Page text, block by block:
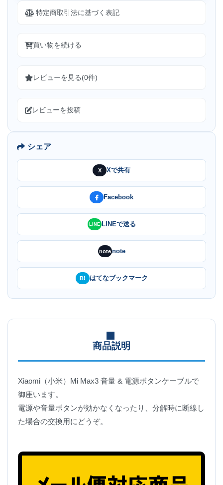
特定商取引法に基づく表記
買い物を続ける
レビューを見る(0件)
レビューを投稿
シェア
X Xで共有
Facebook
LINE LINEで送る
notenote
B! はてなブックマーク
商品説明
Xiaomi（小米）Mi Max3 音量 & 電源ボタンケーブルで
御座います。
電源や音量ボタンが効かなくなったり、分解時に断線し
た場合の交換用にどうぞ。